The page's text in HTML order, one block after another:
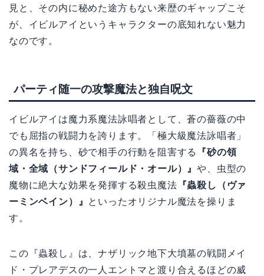
見と、その内に秘めた途方もない来歴のギャップこそ
が、イビルアイというキャラクターの底知れない魅力
なのです。
パーティ随一の攻撃魔法と独自呪文
イビルアイは魔力系魔法詠唱者として、蒼の薔薇の中
でも屈指の戦闘力を誇ります。「極大級魔法詠唱者」
の異名を持ち、砂で相手の行動を阻害する
『砂の領
域・全域（サンドフィールド・オール）』や、虫型の
魔物に絶大な効果を発揮する殺虫魔法 『蟲殺し（ヴァ
ーミンベイン）』 といったオリジナル魔法を操りま
す。
この『蟲殺し』は、ナザリック地下大墳墓の戦闘メイ
ド・プレアデスの一人エントマと渡り合えるほどの威